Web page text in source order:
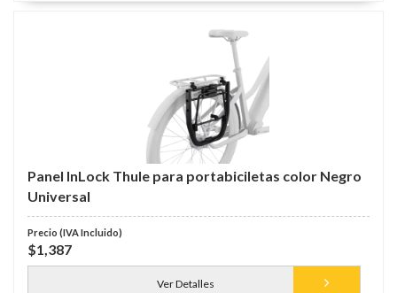
Panel InLock Thule para portabiciletas color Negro
Universal
$1,387
Ver Detalles